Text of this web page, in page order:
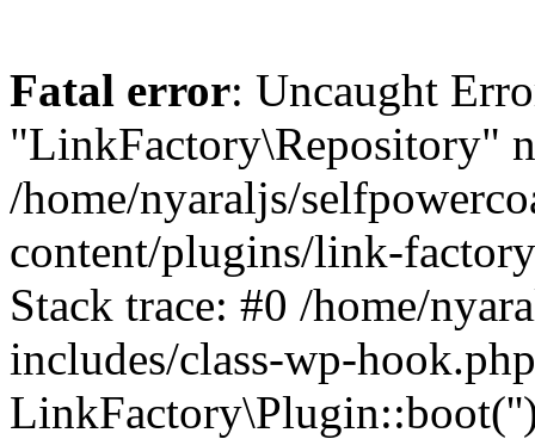
Fatal error: Uncaught
"LinkFactory\Repository"
/home/nyaraljs/
content/plugins/link-
Stack trace: #0 /home/
includes/class-wp-